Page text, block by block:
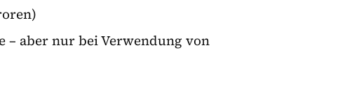
– aber nur bei Verwendung von